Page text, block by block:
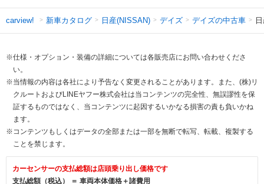
carview! 新車カタログ 日産(NISSAN) デイズ デイズの中古車
※仕様・オプション・装備の詳細については各販売店にお問い合わせくださ
い。
※当情報の内容は各社により予告なく変更されることがあります。また、(株)リ
クルートおよびLINEヤフー株式会社は当コンテンツの完全性、無誤謬性を保
証するものではなく、当コンテンツに起因するいかなる損害の責も負いかね
ます。
※コンテンツもしくはデータの全部または一部を無断で転写、転載、複製する
ことを禁じます。
カーセンサーの支払総額は店頭乗り出し価格です
支払総額（税込） ＝ 車両本体価格＋諸費用